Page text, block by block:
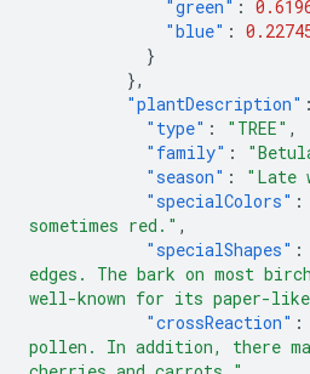
"green" :
"blue" :
}
},
"plantDescription" :
"type" : "TREE" ,
"family" :
"season" : "Late
"specialColors" :
sometimes red." ,
"specialShapes" :
edges. The bark on most
well-known for its paper-
"crossReaction" :
pollen. In addition, there